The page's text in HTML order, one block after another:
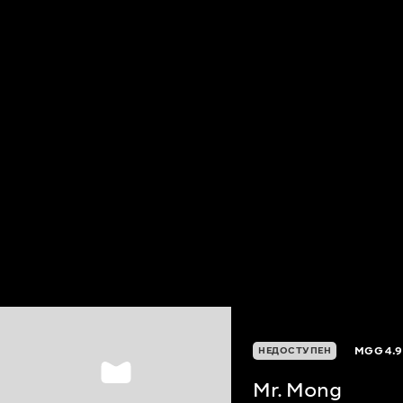
НЕДОСТУПЕН MGG4.9
Mr. Mong